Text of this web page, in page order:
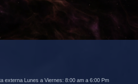
externa Lunes a Viernes: 8:00 am a 6:00 Pm